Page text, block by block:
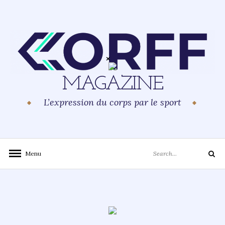
MAGAZINE
L’expression du corps par le sport
Menu
for:
Search